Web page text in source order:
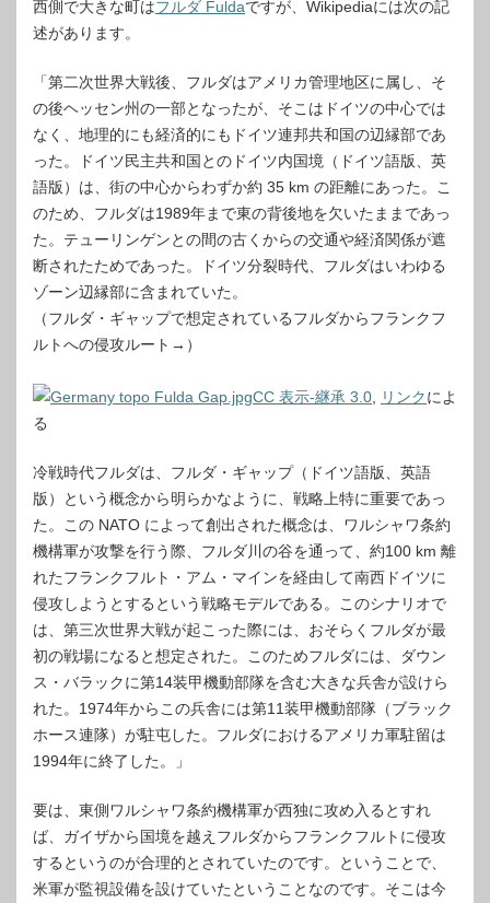
西側で大きな町はフルダ Fuldaですが、Wikipediaには次の記
述があります。
「第二次世界大戦後、フルダはアメリカ管理地区に属し、そ
の後ヘッセン州の一部となったが、そこはドイツの中心では
なく、地理的にも経済的にもドイツ連邦共和国の辺縁部であ
った。ドイツ民主共和国とのドイツ内国境（ドイツ語版、英
語版）は、街の中心からわずか約 35 km の距離にあった。こ
のため、フルダは1989年まで東の背後地を欠いたままであっ
た。テューリンゲンとの間の古くからの交通や経済関係が遮
断されたためであった。ドイツ分裂時代、フルダはいわゆる
ゾーン辺縁部に含まれていた。
（フルダ・ギャップで想定されているフルダからフランクフ
ルトへの侵攻ルート→）
CC 表示-継承 3.0 リンクによ
る
冷戦時代フルダは、フルダ・ギャップ（ドイツ語版、英語
版）という概念から明らかなように、戦略上特に重要であっ
た。この NATO によって創出された概念は、ワルシャワ条約
機構軍が攻撃を行う際、フルダ川の谷を通って、約100 km 離
れたフランクフルト・アム・マインを経由して南西ドイツに
侵攻しようとするという戦略モデルである。このシナリオで
は、第三次世界大戦が起こった際には、おそらくフルダが最
初の戦場になると想定された。このためフルダには、ダウン
ス・バラックに第14装甲機動部隊を含む大きな兵舎が設けら
れた。1974年からこの兵舎には第11装甲機動部隊（ブラック
ホース連隊）が駐屯した。フルダにおけるアメリカ軍駐留は
1994年に終了した。」
要は、東側ワルシャワ条約機構軍が西独に攻め入るとすれ
ば、ガイザから国境を越えフルダからフランクフルトに侵攻
するというのが合理的とされていたのです。ということで、
米軍が監視設備を設けていたということなのです。そこは今